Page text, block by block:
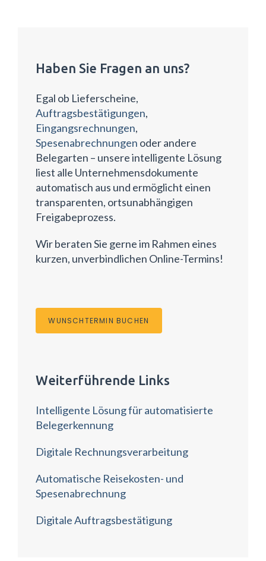
Haben Sie Fragen an uns?
Egal ob Lieferscheine,
Auftragsbestätigungen,
Eingangsrechnungen,
Spesenabrechnungen oder andere
Belegarten – unsere intelligente Lösung
liest alle Unternehmensdokumente
automatisch aus und ermöglicht einen
transparenten, ortsunabhängigen
Freigabeprozess.
Wir beraten Sie gerne im Rahmen eines
kurzen, unverbindlichen Online-Termins!
WUNSCHTERMIN BUCHEN
Weiterführende Links
Intelligente Lösung für automatisierte
Belegerkennung
Digitale Rechnungsverarbeitung
Automatische Reisekosten- und
Spesenabrechnung
Digitale Auftragsbestätigung